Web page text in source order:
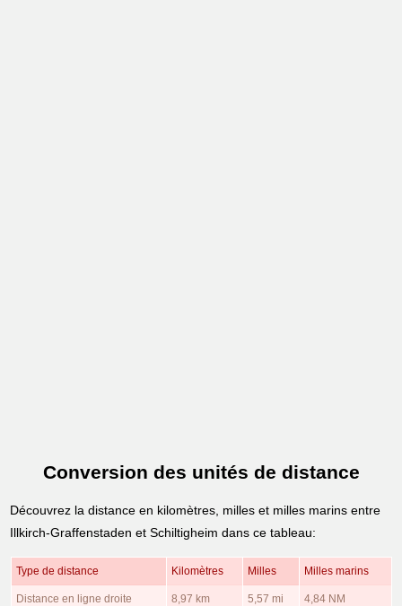
Conversion des unités de distance
Découvrez la distance en kilomètres, milles et milles marins entre
Illkirch-Graffenstaden et Schiltigheim dans ce tableau:
Type de distance Kilomètres Milles Milles marins
Distance en ligne droite 8,97 km 5,57 mi 4,84 NM